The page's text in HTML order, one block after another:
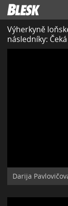
Výherkyně
následníky:
Darija